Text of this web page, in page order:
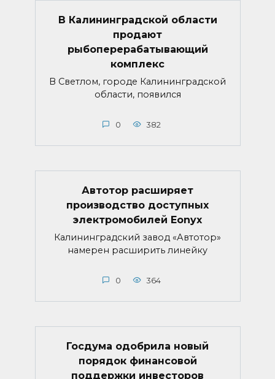
В Калининградской области
продают
рыбоперерабатывающий
комплекс
В Светлом, городе Калининградской
области, появился
0 382
Автотор расширяет
производство доступных
электромобилей Eonyx
Калининградский завод «Автотор»
намерен расширить линейку
0 364
Госдума одобрила новый
порядок финансовой
поддержки инвесторов